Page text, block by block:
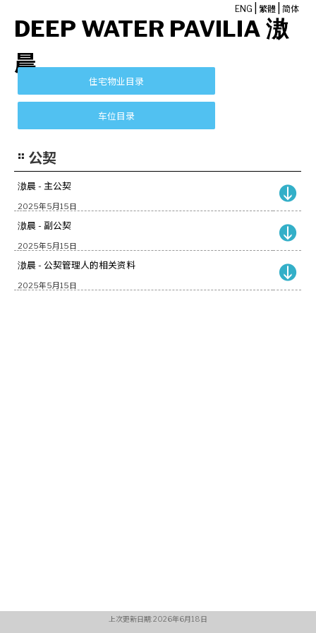
DEEP WATER PAVILIA 滶
晨
ENG 繁體 简体
公契
2025年5月15日
滶晨 - 主公契
2025年5月15日
滶晨 - 副公契
2025年5月15日
滶晨 - 公契管理人的相关资料